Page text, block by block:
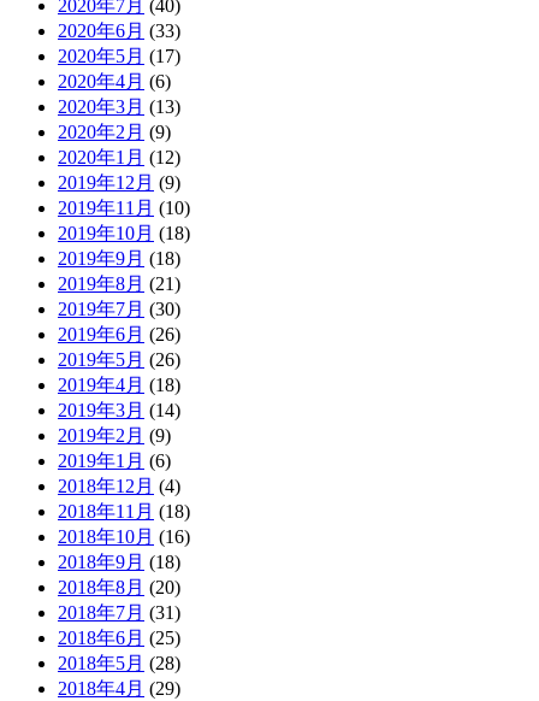
2020年7月 (40)
2020年6月 (33)
2020年5月 (17)
2020年4月 (6)
2020年3月 (13)
2020年2月 (9)
2020年1月 (12)
2019年12月 (9)
2019年11月 (10)
2019年10月 (18)
2019年9月 (18)
2019年8月 (21)
2019年7月 (30)
2019年6月 (26)
2019年5月 (26)
2019年4月 (18)
2019年3月 (14)
2019年2月 (9)
2019年1月 (6)
2018年12月 (4)
2018年11月 (18)
2018年10月 (16)
2018年9月 (18)
2018年8月 (20)
2018年7月 (31)
2018年6月 (25)
2018年5月 (28)
2018年4月 (29)